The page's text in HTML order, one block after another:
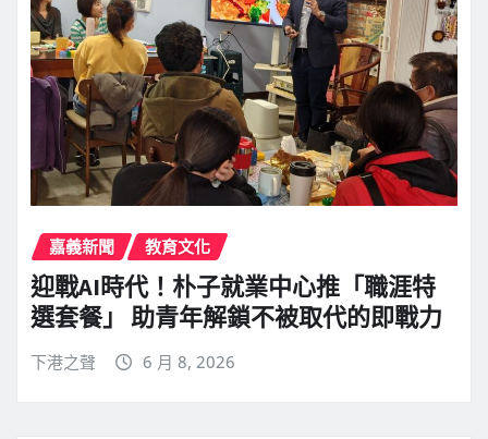
嘉義新聞 教育文化
迎戰AI時代！朴子就業中心推「職涯特
選套餐」 助青年解鎖不被取代的即戰力
下港之聲 6 月 8, 2026